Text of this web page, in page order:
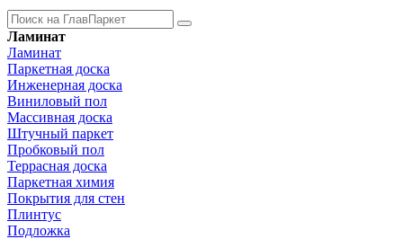
Ламинат
Ламинат
Паркетная доска
Инженерная доска
Виниловый пол
Массивная доска
Штучный паркет
Пробковый пол
Террасная доска
Паркетная химия
Покрытия для стен
Плинтус
Подложка